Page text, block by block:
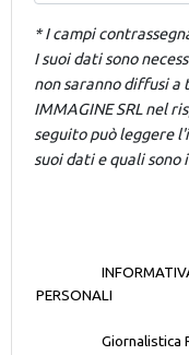
* I campi
I suoi dati sono
non saranno diffusi a
IMMAGINE SRL nel
seguito può leggere
suoi dati e quali sono